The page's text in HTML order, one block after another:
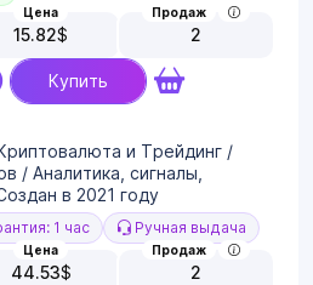
Цена
15.82$
Продаж
2
Купить
и Трейдинг /
/ Аналитика, сигналы,
в 2021 году
1 час Ручная выдача
Цена
44.53$
Продаж
2